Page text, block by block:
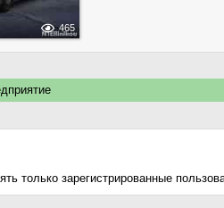
465
только зарегистрированные